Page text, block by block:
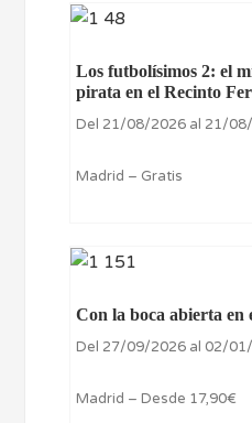
Los futbolísimos 2: el
pirata en el Recinto
Del 21/08/2026 al 21/
Madrid – Gratis
Con la boca abierta en
Del 27/09/2026 al 02/
Madrid – Desde 17,90€